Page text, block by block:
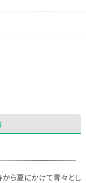
から夏にかけて青々とし